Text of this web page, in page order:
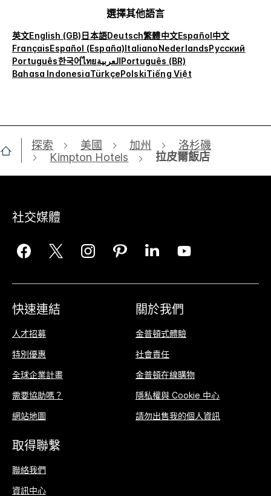
選擇其他語言
英文English (GB)日本語Deutsch繁體中文Español中文
FrançaisEspañol (España)ItalianoNederlandsРусский
Português한국어ไทยالعربيةPortuguês (BR)
Bahasa IndonesiaTürkçePolskiTiếng Việt
探索 美國 加州
洛杉磯
Kimpton Hotels
拉皮爾飯店
社交媒體
快速連結
人才招募
特別優惠
全球企業計畫
需要協助嗎？
網站地圖
關於我們
金普頓式體驗
社會責任
金普頓在線購物
隱私權與 Cookie 中心
請勿出售我的個人資訊
取得聯繫
聯絡我們
資訊中心